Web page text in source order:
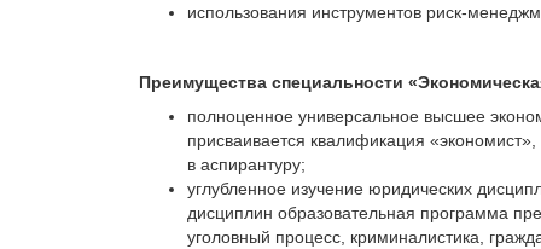
использования инструментов риск-
Преимущества специальности
полноценное универсальное высшее
присваивается квалификация
в аспирантуру;
углубленное изучение юридических
дисциплин образовательная программа
уголовный процесс, криминалистика,